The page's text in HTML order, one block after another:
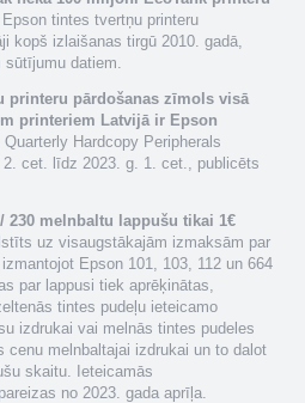
tintes tvertņu printeru
kopš izlaišanas tirgū 2010. gadā,
sūtījumu datiem.
printeru pārdošanas zīmols visā
printeriem Latvijā ir Epson
Hardcopy Peripherals
cet. līdz 2023. g. 1. cet., publicēts
230 melnbaltu lappušu tikai 1€
uz visaugstākajām izmaksām par
Epson 101, 103, 112 un 664
par lappusi tiek aprēķinātas,
tintes pudeļu ieteicamo
izdrukai vai melnās tintes pudeles
cenu melnbaltajai izdrukai un to dalot
skaitu. Ieteicamās
no 2023. gada aprīļa.